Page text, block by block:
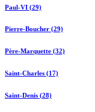
Paul-VI (29)
Pierre-Boucher (29)
Père-Marquette (32)
Saint-Charles (17)
Saint-Denis (28)